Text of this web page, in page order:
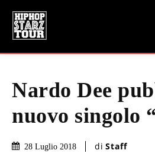
Nardo Dee
nuovo singolo
28 Luglio 2018 di Staff